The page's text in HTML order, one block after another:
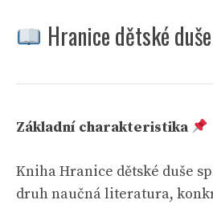
Hranice dětské
Základní charakteristika
Kniha Hranice dětské duše
druh naučná literatura,